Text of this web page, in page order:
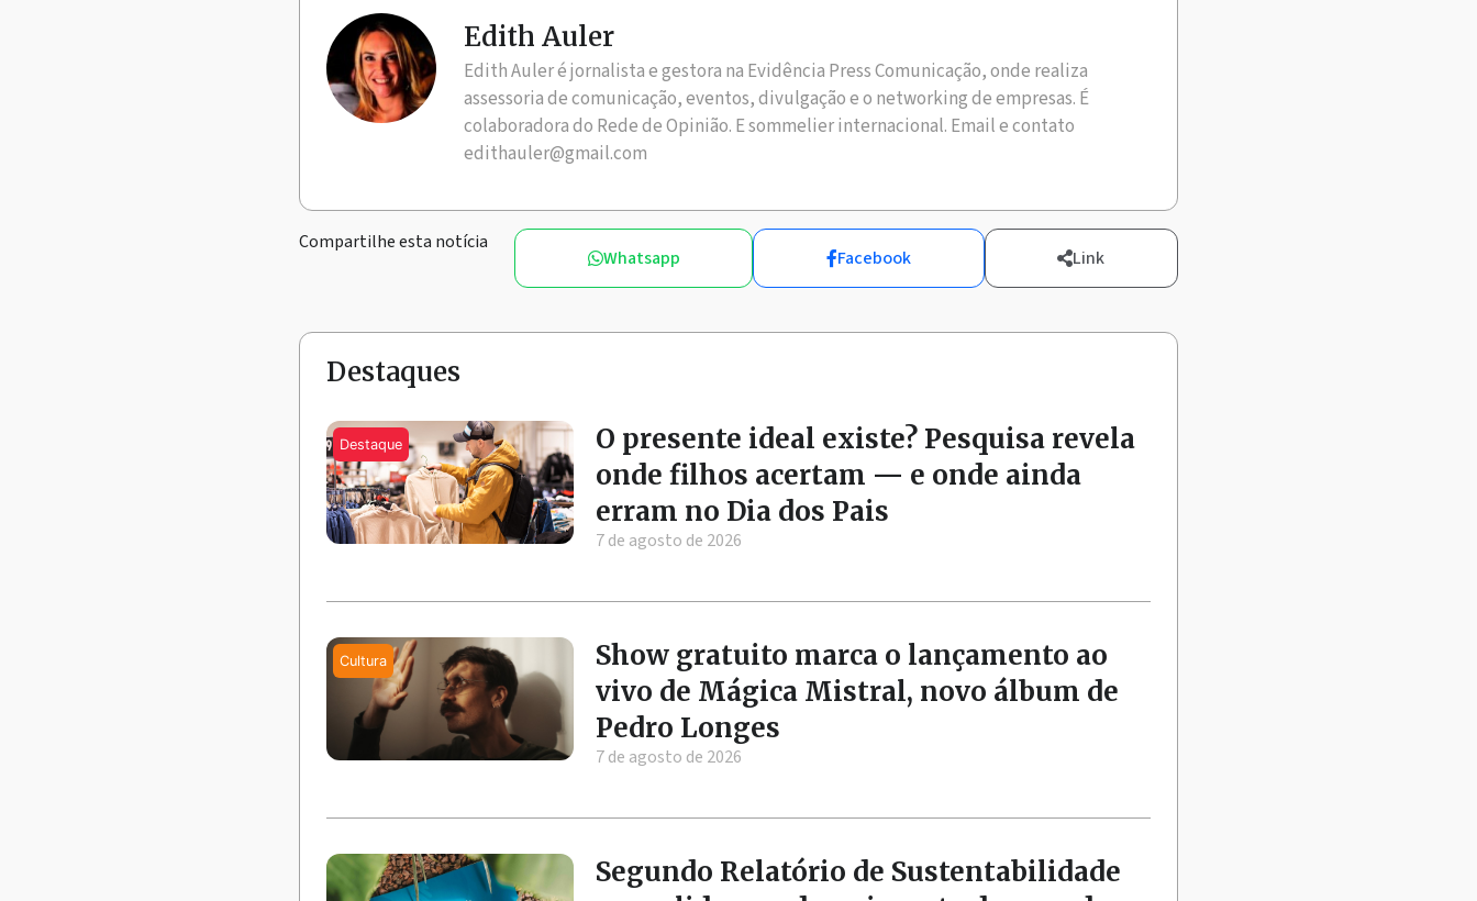
Edith Auler
Edith Auler é jornalista e gestora na Evidência Press Comunicação, onde realiza
assessoria de comunicação, eventos, divulgação e o networking de empresas. É
colaboradora do Rede de Opinião. E sommelier internacional. Email e contato
edithauler@gmail.com
Compartilhe esta notícia
Whatsapp Facebook Link
Destaques
O presente ideal existe? Pesquisa revela
onde filhos acertam — e onde ainda
erram no Dia dos Pais
7 de agosto de 2026
Show gratuito marca o lançamento ao
vivo de Mágica Mistral, novo álbum de
Pedro Longes
7 de agosto de 2026
Segundo Relatório de Sustentabilidade